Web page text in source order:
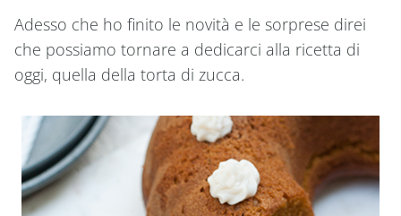
Adesso che ho finito le novità e le sorprese direi
che possiamo tornare a dedicarci alla ricetta di
oggi, quella della torta di zucca.